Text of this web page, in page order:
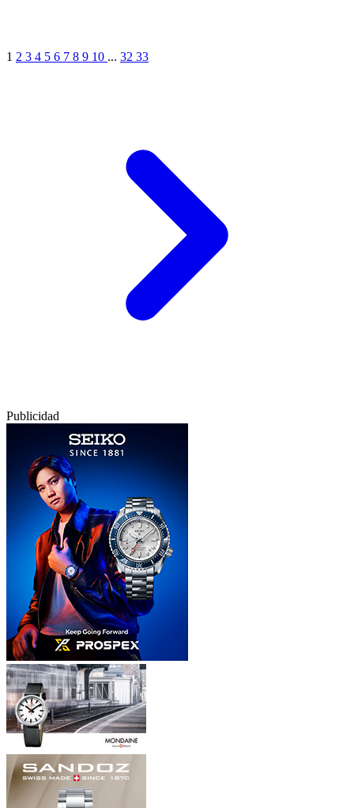
1 2 3 4 5 6 7 8 9 10 ... 32 33
Publicidad